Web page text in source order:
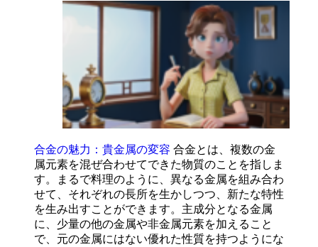
合金の魅力：貴金属の変容 合金とは、複数の金
属元素を混ぜ合わせてできた物質のことを指しま
す。まるで料理のように、異なる金属を組み合わ
せて、それぞれの長所を生かしつつ、新たな特性
を生み出すことができます。主成分となる金属
に、少量の他の金属や非金属元素を加えること
で、元の金属にはない優れた性質を持つようにな